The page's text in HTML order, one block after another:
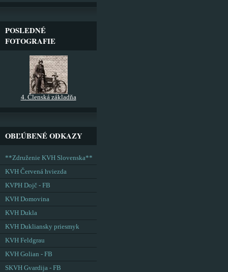
POSLEDNÉ
FOTOGRAFIE
4. Členská základňa
OBĽÚBENÉ ODKAZY
**Združenie KVH Slovenska**
KVH Červená hviezda
KVPH Dojč - FB
KVH Domovina
KVH Dukla
KVH Dukliansky priesmyk
KVH Feldgrau
KVH Golian - FB
SKVH Gvardija - FB